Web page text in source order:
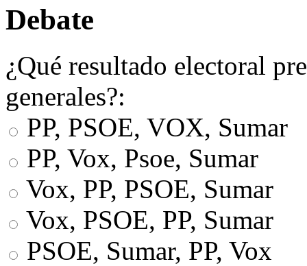
Debate
¿Qué resultado electoral
generales?:
PP, PSOE, VOX, Sumar
PP, Vox, Psoe, Sumar
Vox, PP, PSOE, Sumar
Vox, PSOE, PP, Sumar
PSOE, Sumar, PP, Vox